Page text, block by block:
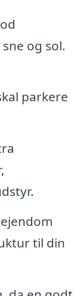
og sol.
parkere
til din